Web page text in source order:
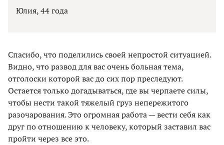
Юлия, 44 года
Спасибо, что поделились своей непростой ситуацией.
Видно, что развод для вас очень больная тема,
отголоски которой вас до сих пор преследуют.
Остается только догадываться, где вы черпаете силы,
чтобы нести такой тяжелый груз непережитого
разочарования. Это огромная работа — вести себя как
друг по отношению к человеку, который заставил вас
пройти через все это.